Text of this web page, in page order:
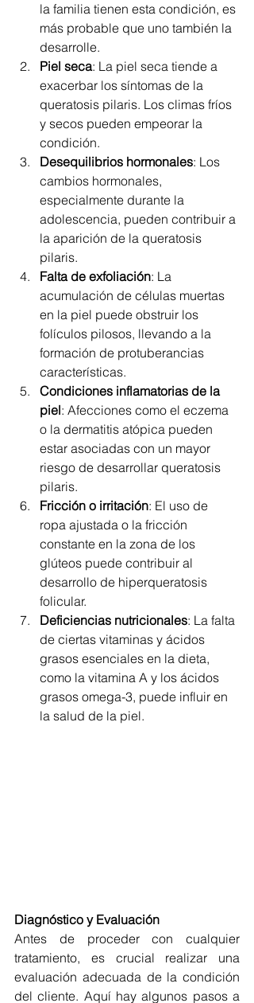
la familia tienen esta condición, es
más probable que uno también la
desarrolle.
Piel seca: La piel seca tiende a
exacerbar los síntomas de la
queratosis pilaris. Los climas fríos
y secos pueden empeorar la
condición.
Desequilibrios hormonales: Los
cambios hormonales,
especialmente durante la
adolescencia, pueden contribuir a
la aparición de la queratosis
pilaris.
Falta de exfoliación: La
acumulación de células muertas
en la piel puede obstruir los
folículos pilosos, llevando a la
formación de protuberancias
características.
Condiciones inflamatorias de la
piel: Afecciones como el eczema
o la dermatitis atópica pueden
estar asociadas con un mayor
riesgo de desarrollar queratosis
pilaris.
Fricción o irritación: El uso de
ropa ajustada o la fricción
constante en la zona de los
glúteos puede contribuir al
desarrollo de hiperqueratosis
folicular.
Deficiencias nutricionales: La falta
de ciertas vitaminas y ácidos
grasos esenciales en la dieta,
como la vitamina A y los ácidos
grasos omega-3, puede influir en
la salud de la piel.
Diagnóstico y Evaluación
Antes de proceder con cualquier
tratamiento, es crucial realizar una
evaluación adecuada de la condición
del cliente. Aquí hay algunos pasos a